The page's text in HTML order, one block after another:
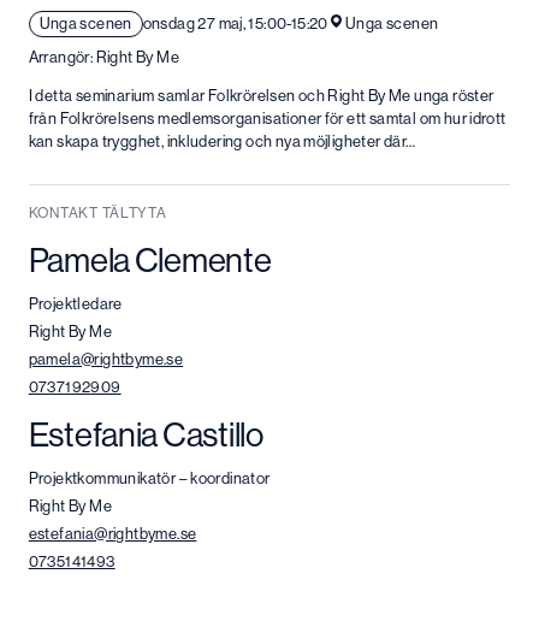
KONTAKT TÄLTYTA
Pamela Clemente
Projektledare
Right By Me
pamela@rightbyme.se
0737192909
Estefania Castillo
Projektkommunikatör – koordinator
Right By Me
estefania@rightbyme.se
0735141493
Unga scenen onsdag 27 maj, 15:00-15:20
Unga scenen
Arrangör: Right By Me
I detta seminarium samlar Folkrörelsen och Right By Me unga röster
från Folkrörelsens medlemsorganisationer för ett samtal om hur idrott
kan skapa trygghet, inkludering och nya möjligheter där…